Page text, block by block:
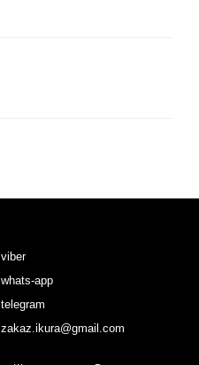
viber
whats-app
telegram
zakaz.ikura@gmail.com